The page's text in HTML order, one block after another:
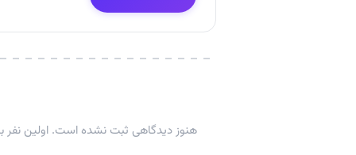
هنوز دیدگاهی ثبت نشده است. اولین نفر